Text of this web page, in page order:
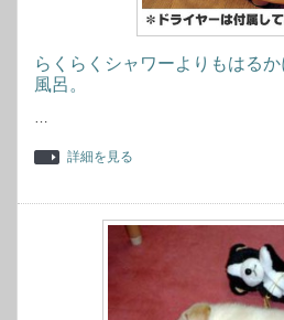
らくらくシャワーよりもはる
風呂。
…
詳細を見る